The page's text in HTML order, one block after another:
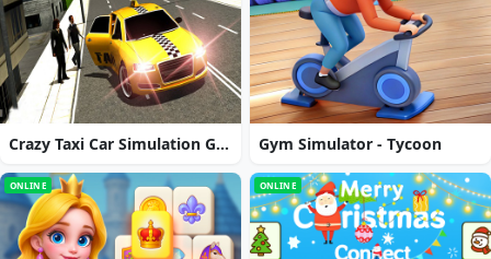
Crazy Taxi Car Simulation Game 3D Gym Simulator - Tycoon
ONLINE ONLINE